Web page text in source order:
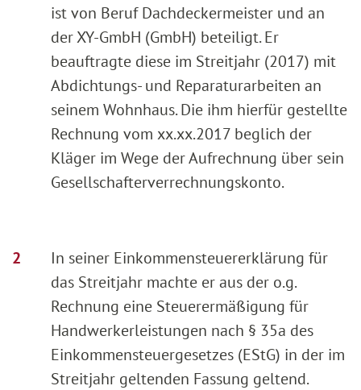
ist von Beruf Dachdeckermeister und an
der XY-GmbH (GmbH) beteiligt. Er
beauftragte diese im Streitjahr (2017) mit
Abdichtungs- und Reparaturarbeiten an
seinem Wohnhaus. Die ihm hierfür gestellte
Rechnung vom xx.xx.2017 beglich der
Kläger im Wege der Aufrechnung über sein
Gesellschafterverrechnungskonto.
In seiner Einkommensteuererklärung für
das Streitjahr machte er aus der o.g.
Rechnung eine Steuerermäßigung für
Handwerkerleistungen nach § 35a des
Einkommensteuergesetzes (EStG) in der im
Streitjahr geltenden Fassung geltend.